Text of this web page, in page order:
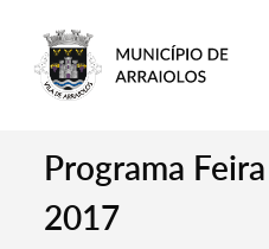
Programa
2017